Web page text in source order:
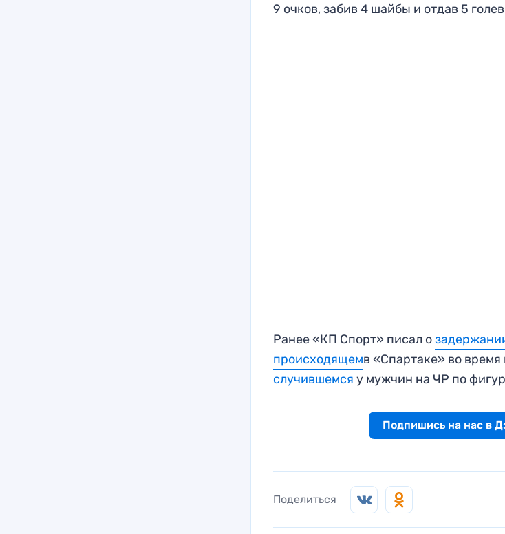
9 очков, забив 4 шайбы и отдав 5
Ранее «КП Спорт» писал о
происходящемв «Спартаке» во
случившемся у мужчин на ЧР по
Подпишись на нас в
Поделиться